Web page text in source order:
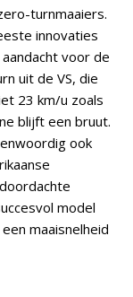
turnmaaiers.
innovaties
voor de
uit de VS, die
23 km/u zoals
blijft een bruut.
ook
model
maaisnelheid